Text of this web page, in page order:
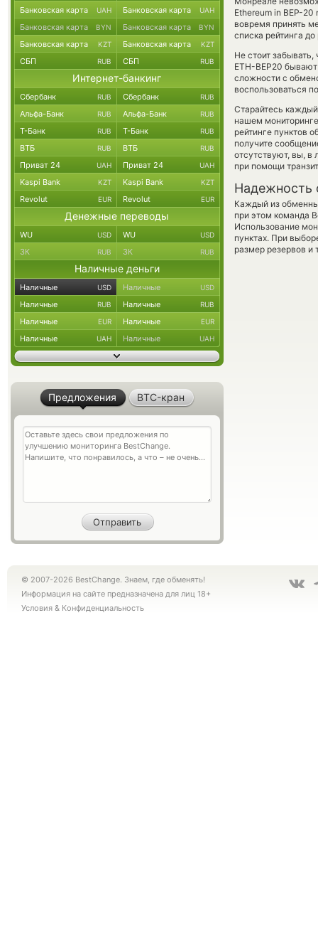
Ethereum in BEP-
вовремя принять
списка рейтинга
Не стоит
ETH-BEP20
сложности с
воспользоваться
Старайтесь
нашем
рейтинге пунктов
получите
отсутствуют, вы,
при помощи
Надежность
Каждый из
при этом команда
Использование
пунктах. При
размер резервов и
Банковская карта UAH Банковская карта UAH
Банковская карта BYN Банковская карта BYN
Банковская карта KZT Банковская карта KZT
СБП RUB СБП RUB
Интернет-банкинг
Сбербанк RUB Сбербанк RUB
Альфа-Банк RUB Альфа-Банк RUB
Т-Банк RUB Т-Банк RUB
ВТБ RUB ВТБ RUB
Приват 24 UAH Приват 24 UAH
Kaspi Bank KZT Kaspi Bank KZT
Revolut EUR Revolut EUR
Денежные переводы
WU USD WU USD
ЗК RUB ЗК RUB
Наличные деньги
Наличные USD Наличные USD
Наличные RUB Наличные RUB
Наличные EUR Наличные EUR
Наличные UAH Наличные UAH
Предложения BTC-кран
© 2007-2026 BestChange. Знаем, где обменять!
Информация на сайте предназначена для лиц 18+
Условия & Конфиденциальность